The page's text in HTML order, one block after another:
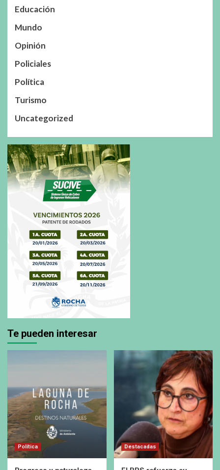
Educación
Mundo
Opinión
Policiales
Política
Turismo
Uncategorized
Te pueden interesar
Política Destacadas